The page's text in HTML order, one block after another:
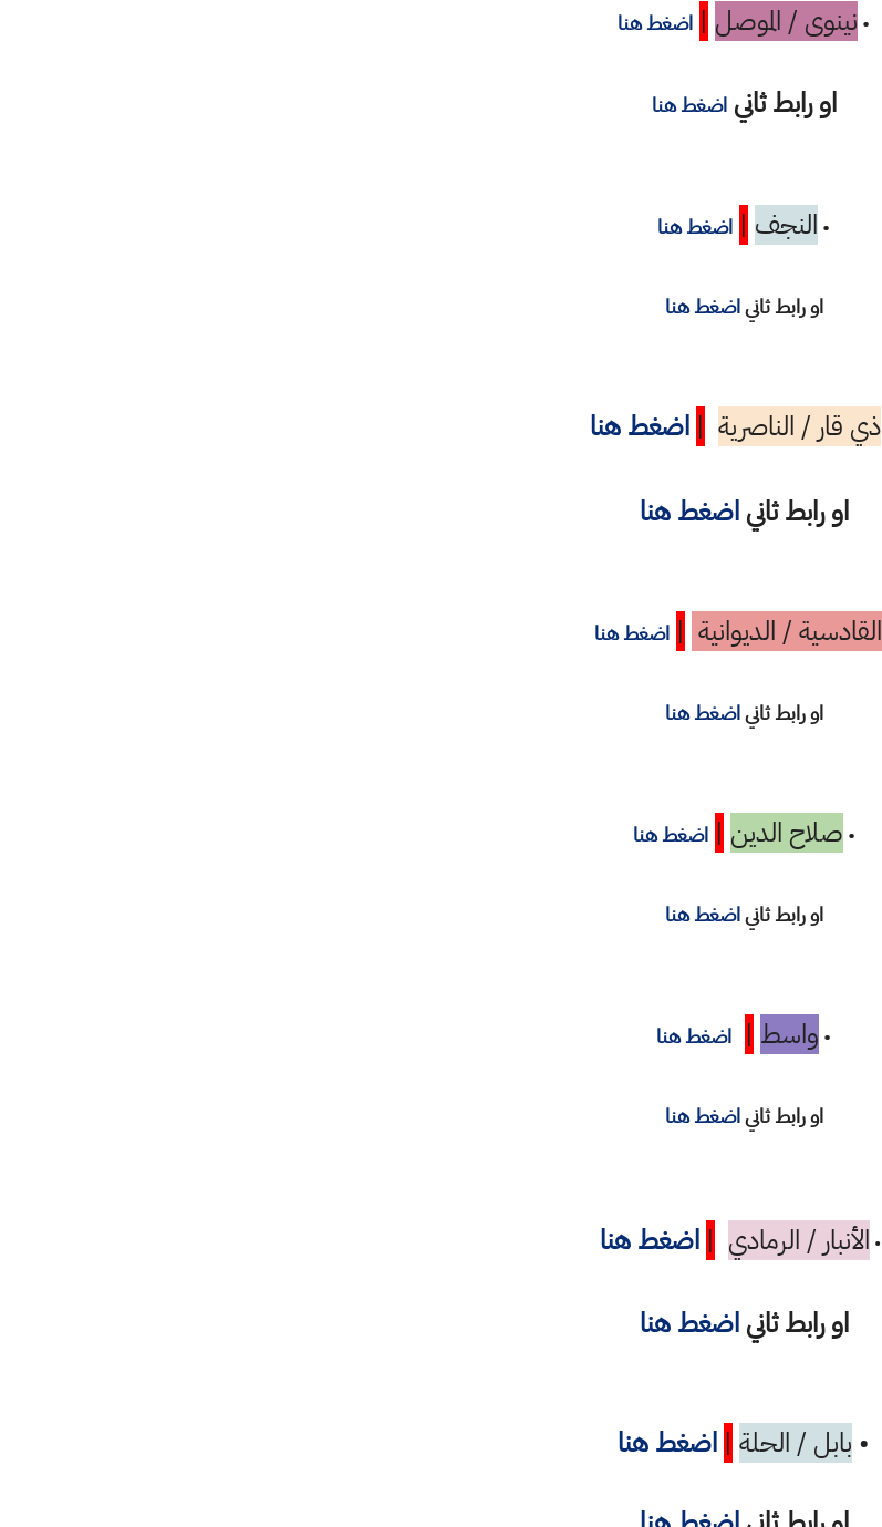
• نينوى / الموصل | اضغط هنا
او رابط ثاني اضغط هنا
• النجف | اضغط هنا
او رابط ثانياضغط هنا
ذي قار / الناصرية | اضغط هنا
او رابط ثانياضغط هنا
القادسية / الديوانية | اضغط هنا
او رابط ثانياضغط هنا
• صلاح الدين | اضغط هنا
او رابط ثانياضغط هنا
• واسط | اضغط هنا
او رابط ثانياضغط هنا
• الأنبار / الرمادي | اضغط هنا
او رابط ثانياضغط هنا
• بابل / الحلة | اضغط هنا